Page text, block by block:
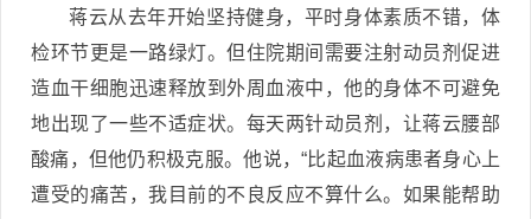
蒋云从去年开始坚持健身，平时身体素质不错，体
检环节更是一路绿灯。但住院期间需要注射动员剂促进
造血干细胞迅速释放到外周血液中，他的身体不可避免
地出现了一些不适症状。每天两针动员剂，让蒋云腰部
酸痛，但他仍积极克服。他说，“比起血液病患者身心上
遭受的痛苦，我目前的不良反应不算什么。如果能帮助